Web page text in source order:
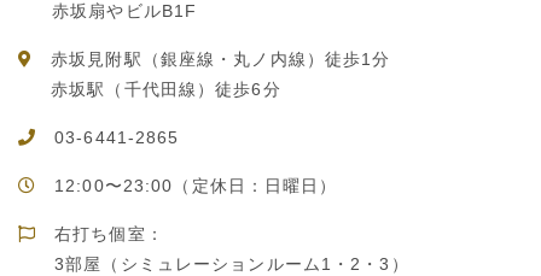
赤坂扇やビルB1F
赤坂見附駅（銀座線・丸ノ内線）徒歩1分
赤坂駅（千代田線）徒歩6分
03-6441-2865
12:00〜23:00（定休日：日曜日）
右打ち個室：
3部屋（シミュレーションルーム1・2・3）